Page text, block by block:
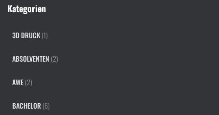
Kategorien
3D DRUCK(1)
ABSOLVENTEN (2)
AWE(2)
BACHELOR (6)